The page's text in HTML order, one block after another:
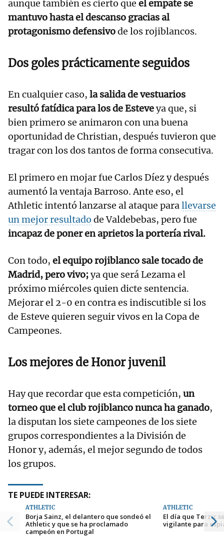
aunque también es cierto que el empate se
mantuvo hasta el descanso gracias al
protagonismo defensivode los rojiblancos.
Dos goles prácticamente seguidos
En cualquier caso, la salida de vestuarios
resultó fatídica para los de Esteveya que, si
bien primero se animaron con una buena
oportunidad de Christian, después tuvieron que
tragar con los dos tantos de forma consecutiva.
El primero en mojar fue Carlos Díez y después
aumentó la ventaja Barroso. Ante eso, el
Athletic intentó lanzarse al ataque parallevarse
un mejor resultado de Valdebebas, pero fue
incapaz de poner en aprietos la portería rival.
Con todo, el equipo rojiblanco sale tocado de
Madrid, pero vivo;ya que será Lezama el
próximo miércoles quien dicte sentencia.
Mejorar el 2-0 en contra es indiscutible si los
de Esteve quieren seguir vivos en la Copa de
Campeones.
Los mejores de Honor juvenil
Hay que recordar que esta competición, un
torneo que el club rojiblanco nunca ha ganado,
la disputan los siete campeones de los siete
grupos correspondientes a la División de
Honor y, además, el mejor segundo de todos
los grupos.
TE PUEDE INTERESAR:
ATHLETIC
Borja Sainz, el delantero que sondeó el
Athletic y que se ha proclamado
campeón en Portugal
ATHLETIC
El día que Terzic
vigilante para